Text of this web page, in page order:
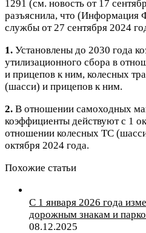
1291 (см. новость от 17
разъяснила, что (Информация
службы от 27 сентября 2024
1. Установлены до 2030 года
утилизационного сбора в
и прицепов к ним, колесных
(шасси) и прицепов к ним.
2. В отношении самоходных
коэффициенты действуют с 1
отношении колесных ТС
октября 2024 года.
Похожие статьи
С 1 января 2026 года
дорожным знакам и
08.12.2025